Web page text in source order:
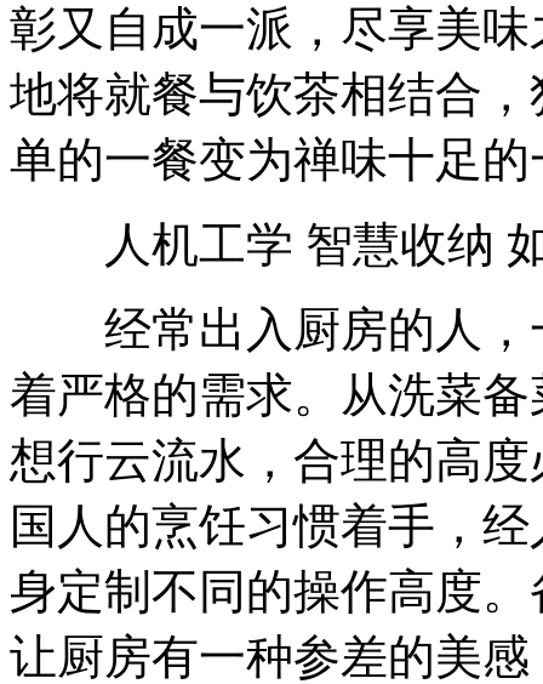
彰又自成一派，尽享美
地将就餐与饮茶相结合
单的一餐变为禅味十足
人机工学 智慧收纳
经常出入厨房的人，
着严格的需求。从洗菜
想行云流水，合理的高
国人的烹饪习惯着手，
身定制不同的操作高度
让厨房有一种参差的美